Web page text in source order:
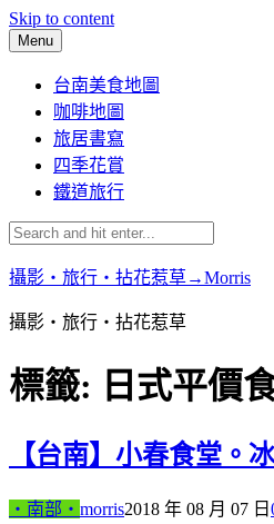
Skip to content
Menu
台南美食地圖
咖啡地圖
旅居書寫
四季花賞
鐵道旅行
攝影‧旅行‧拈花惹草→Morris
攝影‧旅行‧拈花惹草
標籤: 日式平價
【台南】小春食堂。
‧南部‧ morris2018 年 08 月 07 日